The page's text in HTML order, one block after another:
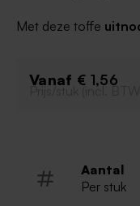
Met deze toffe
andere kleur? Geen
Vanaf € 1,56
Prijs/stuk (incl. BTW)
Aantal
Per stuk